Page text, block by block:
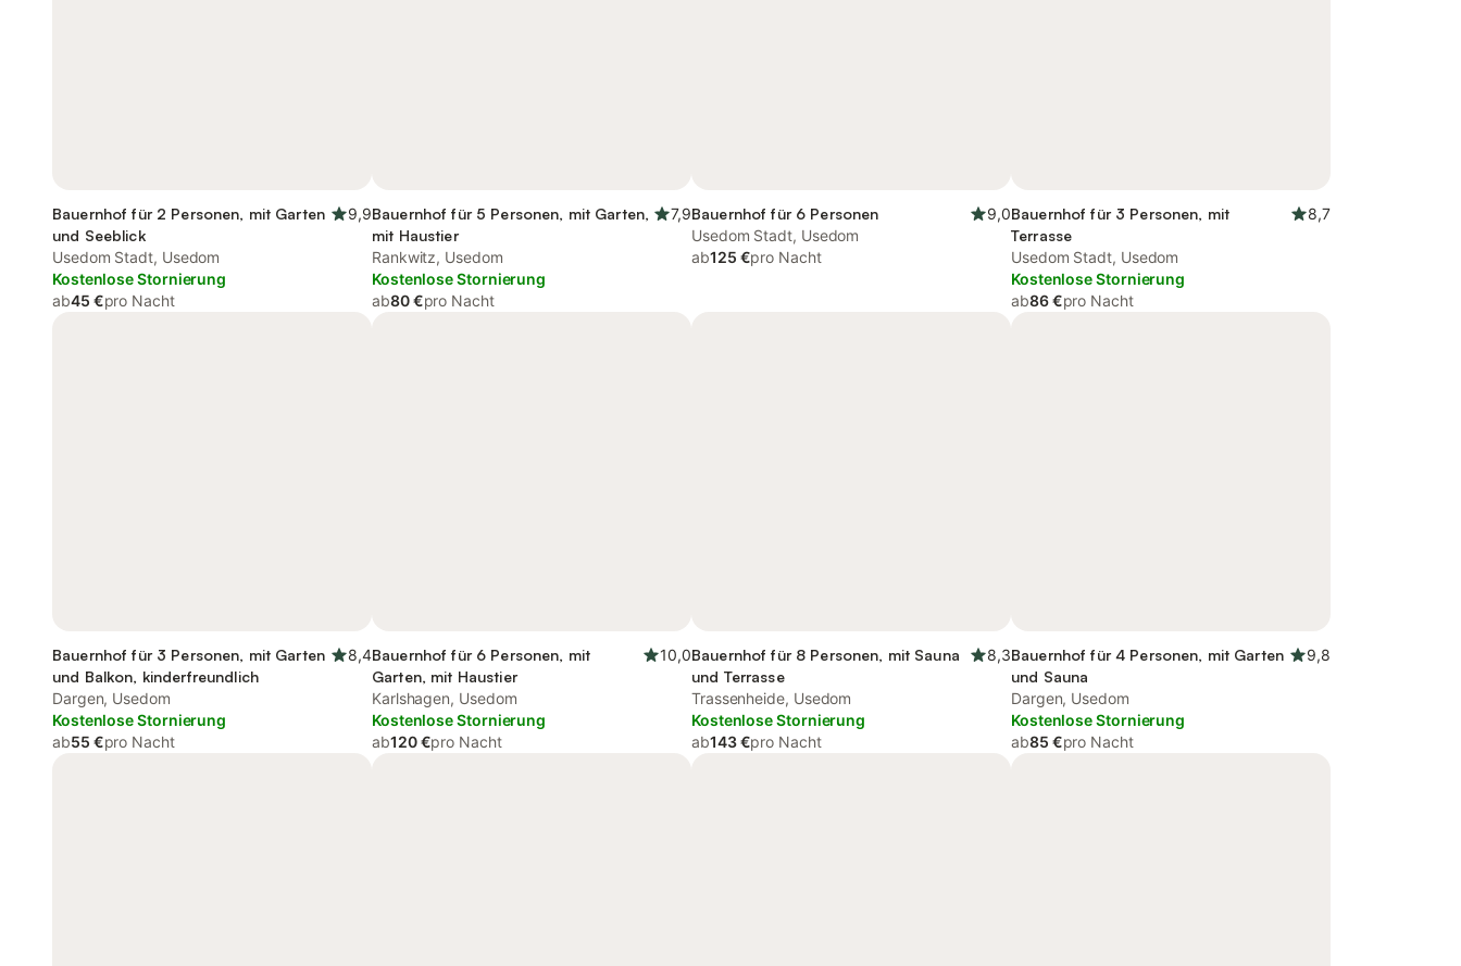
Bauernhof für 2 Personen, mit Garten
und Seeblick
9,9
Usedom Stadt, Usedom
Kostenlose Stornierung
ab45 €pro Nacht
Bauernhof für 5 Personen, mit Garten,
mit Haustier
7,9
Rankwitz, Usedom
Kostenlose Stornierung
ab80 €pro Nacht
Bauernhof für 6 Personen
9,0
Usedom Stadt, Usedom
ab125 €pro Nacht
Bauernhof für 3 Personen, mit
Terrasse
8,7
Usedom Stadt, Usedom
Kostenlose Stornierung
ab86 €pro Nacht
Bauernhof für 3 Personen, mit Garten
und Balkon, kinderfreundlich
8,4
Dargen, Usedom
Kostenlose Stornierung
ab55 €pro Nacht
Bauernhof für 6 Personen, mit
Garten, mit Haustier
10,0
Karlshagen, Usedom
Kostenlose Stornierung
ab120 €pro Nacht
Bauernhof für 8 Personen, mit Sauna
und Terrasse
8,3
Trassenheide, Usedom
Kostenlose Stornierung
ab143 €pro Nacht
Bauernhof für 4 Personen, mit Garten
und Sauna
9,8
Dargen, Usedom
Kostenlose Stornierung
ab85 €pro Nacht